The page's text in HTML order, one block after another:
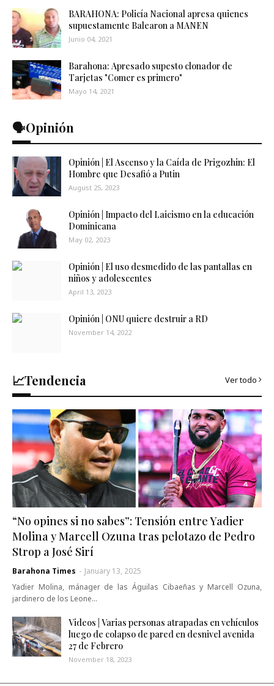
BARAHONA: Policía Nacional apresa quienes
supuestamente Balearon a MANEN
Junio 04, 2021
Barahona: Apresado supesto clonador de
Tarjetas "Comer es primero"
Mayo 14, 2021
🗣️Opinión
Opinión | El Ascenso y la Caída de Prigozhin: El
Hombre que Desafió a Putin
August 25, 2023
Opinión | Impacto del Laicismo en la educación
Dominicana
May 02, 2023
Opinión | El uso desmedido de las pantallas en
niños y adolescentes
April 13, 2023
Opinión | ONU quiere destruir a RD
November 14, 2022
📈Tendencia Ver todo
“No opines si no sabes”: Tensión entre Yadier
Molina y Marcell Ozuna tras pelotazo de Pedro
Strop a José Sirí
Barahona Times - January 13, 2025
Yadier Molina, mánager de las Águilas Cibaeñas y Marcell Ozuna,
jardinero de los Leone…
Videos | Varias personas atrapadas en vehículos
luego de colapso de pared en desnivel avenida
27 de Febrero
November 18, 2023